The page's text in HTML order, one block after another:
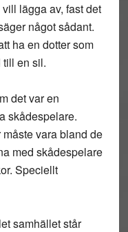
lägga av, fast det
något sådant.
ha en dotter som
till en sil.
det var en
skådespelare.
vara bland de
med skådespelare
Speciellt
samhället står